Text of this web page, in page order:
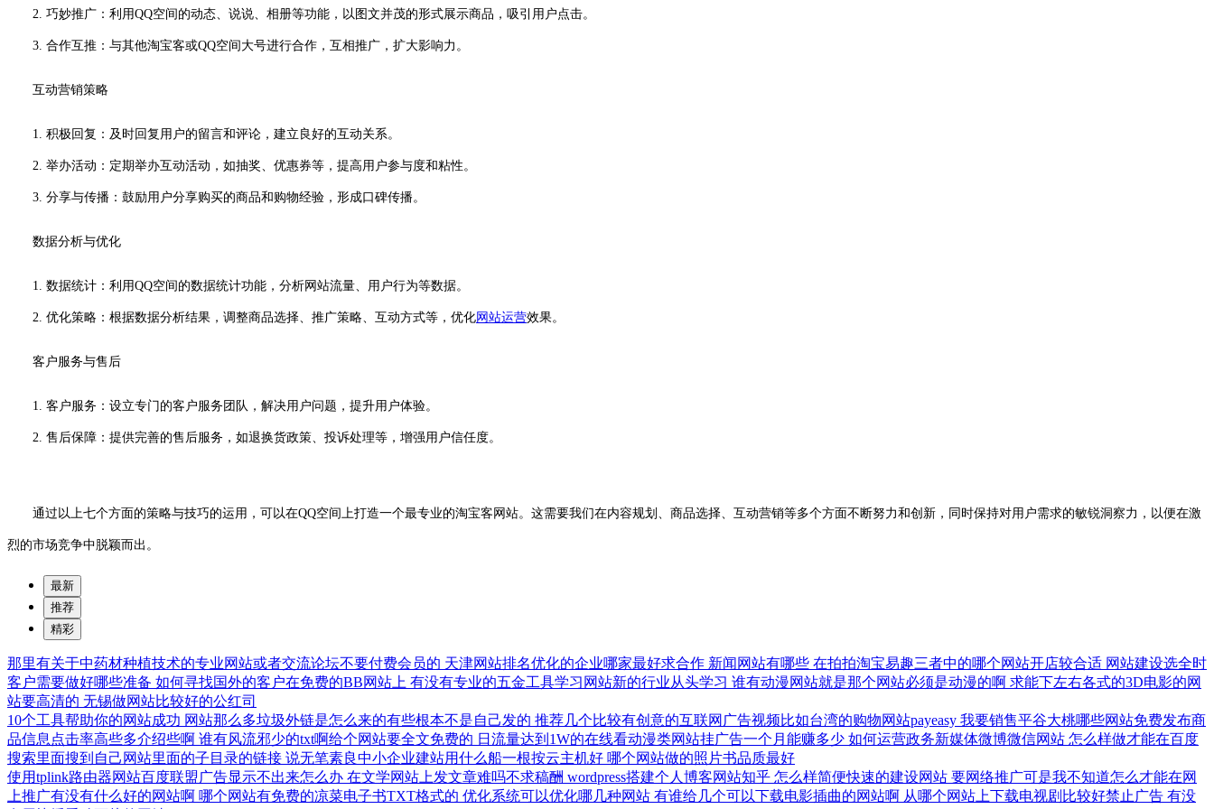
2. 巧妙推广：利用QQ空间的动态、说说、相册等功能，以图文并茂的形式展示商品，吸引用户点击。
3. 合作互推：与其他淘宝客或QQ空间大号进行合作，互相推广，扩大影响力。
互动营销策略
1. 积极回复：及时回复用户的留言和评论，建立良好的互动关系。
2. 举办活动：定期举办互动活动，如抽奖、优惠券等，提高用户参与度和粘性。
3. 分享与传播：鼓励用户分享购买的商品和购物经验，形成口碑传播。
数据分析与优化
1. 数据统计：利用QQ空间的数据统计功能，分析网站流量、用户行为等数据。
2. 优化策略：根据数据分析结果，调整商品选择、推广策略、互动方式等，优化网站运营效果。
客户服务与售后
1. 客户服务：设立专门的客户服务团队，解决用户问题，提升用户体验。
2. 售后保障：提供完善的售后服务，如退换货政策、投诉处理等，增强用户信任度。
通过以上七个方面的策略与技巧的运用，可以在QQ空间上打造一个最专业的淘宝客网站。这需要我们在内容规划、商品选择、互动营销等多个方面不断努力和创新，同时保持对用户需求的敏锐洞察力，以便在激
烈的市场竞争中脱颖而出。
最新
推荐
精彩
那里有关于中药材种植技术的专业网站或者交流论坛不要付费会员的 天津网站排名优化的企业哪家最好求合作 新闻网站有哪些 在拍拍淘宝易趣三者中的哪个网站开店较合适 网站建设选全时
客户需要做好哪些准备 如何寻找国外的客户在免费的BB网站上 有没有专业的五金工具学习网站新的行业从头学习 谁有动漫网站就是那个网站必须是动漫的啊 求能下左右各式的3D电影的网
站要高清的 无锡做网站比较好的公红司
10个工具帮助你的网站成功 网站那么多垃圾外链是怎么来的有些根本不是自己发的 推荐几个比较有创意的互联网广告视频比如台湾的购物网站payeasy 我要销售平谷大桃哪些网站免费发布商
品信息点击率高些多介绍些啊 谁有风流邪少的txt啊给个网站要全文免费的 日流量达到1W的在线看动漫类网站挂广告一个月能赚多少 如何运营政务新媒体微博微信网站 怎么样做才能在百度
搜索里面搜到自己网站里面的子目录的链接 说无笔素良中小企业建站用什么船一根按云主机好 哪个网站做的照片书品质最好
使用tplink路由器网站百度联盟广告显示不出来怎么办 在文学网站上发文章难吗不求稿酬 wordpress搭建个人博客网站知乎 怎么样简便快速的建设网站 要网络推广可是我不知道怎么才能在网
上推广有没有什么好的网站啊 哪个网站有免费的凉菜电子书TXT格式的 优化系统可以优化哪几种网站 有谁给几个可以下载电影插曲的网站啊 从哪个网站上下载电视剧比较好禁止广告 有没